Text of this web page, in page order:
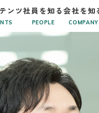
ンツ社員を知る
PEOPLE
会社を知
COMPANY